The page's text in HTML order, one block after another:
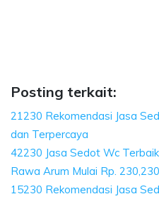
Posting terkait:
21230 Rekomendasi Jasa
dan Terpercaya
42230 Jasa Sedot Wc
Rawa Arum Mulai Rp. 230,230
15230 Rekomendasi Jasa